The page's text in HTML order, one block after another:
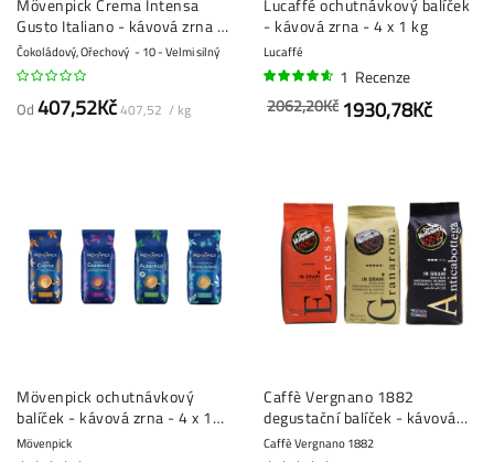
Mövenpick Crema Intensa
Gusto Italiano - kávová zrna -
1 kg
Čokoládový, Ořechový 10 - Velmi silný
Od 407,52Kč407,52 / kg
Lucaffé ochutnávkový balíček
- kávová zrna - 4 x 1 kg
Lucaffé
90%
1 Recenze
1930,78Kč
2062,20Kč
Mövenpick ochutnávkový
balíček - kávová zrna - 4 x 1
kg
Mövenpick
Caffè Vergnano 1882
degustační balíček - kávová
zrna - 3 x 1 kg
Caffè Vergnano 1882